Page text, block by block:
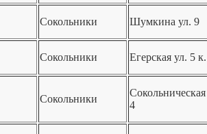
Сокольники Шумкина ул. 9
Сокольники Егерская ул. 5
Сокольники
4